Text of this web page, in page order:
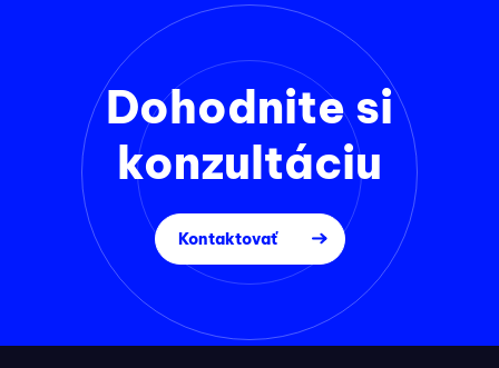
Dohodnite si
konzultáciu
Kontaktovať